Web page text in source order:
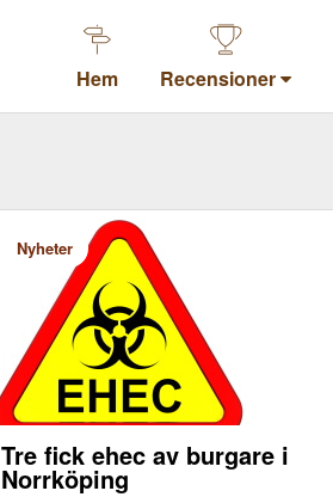
Hem Recensioner
Nyheter
Tre fick ehec av burgare i
Norrköping